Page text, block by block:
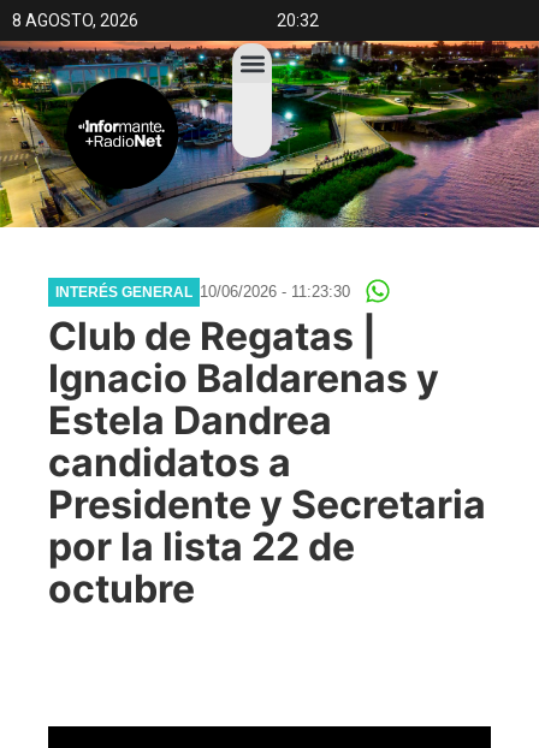
8 AGOSTO, 2026 20:32
INTERÉS GENERAL 10/06/2026 - 11:23:30
Club de Regatas |
Ignacio Baldarenas y
Estela Dandrea
candidatos a
Presidente y Secretaria
por la lista 22 de
octubre